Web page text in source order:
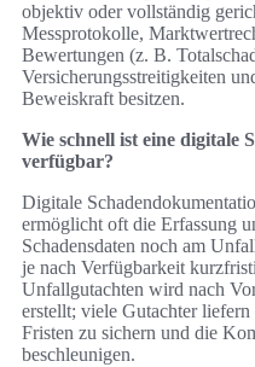
objektiv oder vollständig
Messprotokolle,
Bewertungen (z. B.
Versicherungsstreitigkeiten
Beweiskraft besitzen.
Wie schnell ist eine digitale
verfügbar?
Digitale
ermöglicht oft die Erfassung
Schadensdaten noch am
je nach Verfügbarkeit
Unfallgutachten wird nach
erstellt; viele Gutachter
Fristen zu sichern und die
beschleunigen.